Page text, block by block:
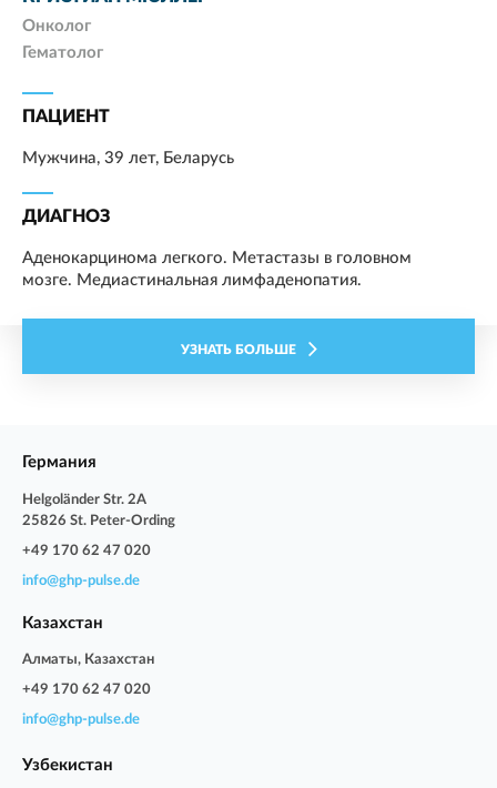
Онколог
Гематолог
ПАЦИЕНТ
Мужчина, 39 лет, Беларусь
ДИАГНОЗ
Аденокарцинома легкого. Метастазы в головном
мозге. Медиастинальная лимфаденопатия.
УЗНАТЬ БОЛЬШЕ
Германия
Helgoländer Str. 2A
25826 St. Peter-Ording
+49 170 62 47 020
info@ghp-pulse.de
Казахстан
Алматы, Казахстан
+49 170 62 47 020
info@ghp-pulse.de
Узбекистан